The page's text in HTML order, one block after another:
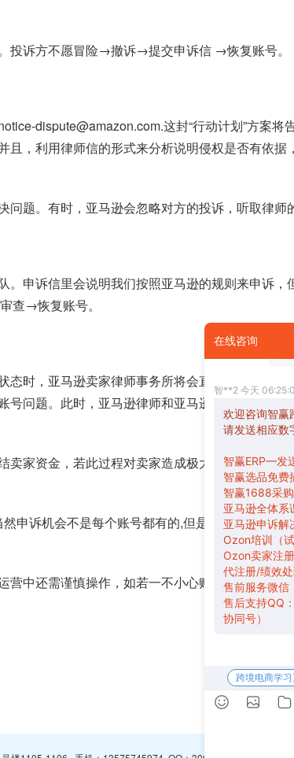
投诉方不愿冒险→撤诉→提交申诉信 →恢复账号。
dispute@amazon.com.这封“行动计划”方案将
，利用律师信的形式来分析说明侵权是否有依据
题。有时，亚马逊会忽略对方的投诉，听取律师
申诉信里会说明我们按照亚马逊的规则来申诉，
查→恢复账号。
时，亚马逊卖家律师事务所将会直接和在西雅图
问题。此时，亚马逊律师和亚马逊卖家律师便可
家资金，若此过程对卖家造成极大的损失，亚马
诉机会不是每个账号都有的,但是如果在封号后,
中还需谨慎操作，如若一不小心账号被封，首先
在线咨询